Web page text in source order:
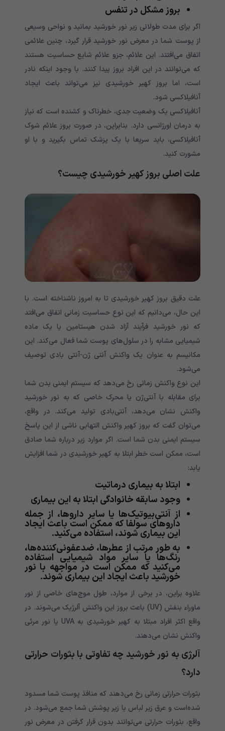
بروز مشکل در تنفس
اگر برای مدت طولانی زیر نور خورشید بمانید و نواحی وسیعی
از پوست شما در معرض نور خورشید قرار گیرد، چنین علائمی
اتفاق می‌افتند. این علائم، جزو علائم شایع حساسیت هستند
که می‌توانند در این افراد بروز پیدا کنند. با وجود اینکه نادر
است، اما بروز کهیر خورشیدی نیز می‌تواند باعث ایجاد
آنافیلاکسی شود.
آنافیلاکسی یک وضعیت جدی، خطرناک و کشنده است که نیاز
به درمان اورژانسی دارد. بنابراین، در صورت بروز علائم شوک
آنافیلاکسی، باید سریعا با یک پزشک تماس بگیرید و با او
مشورت کنید‌.
علت اصلی بروز کهیر خورشیدی چیست؟
علت دقیق بروز کهیر خورشیدی تا به امروز ناشناخته است. با
این حال، می‌دانیم که این نوع حساسیت زمانی اتفاق می‌افتد
که نور خورشید فرآیند آزاد شدن هیستامین یا یک ماده
شیمیایی مشابه را در سلول‌های پوست شما فعال می‌کند. این
مکانیسم به عنوان یک واکنش آنتی ژن-آنتی بادی توصیف
می‌شود.
این نوع واکنش زمانی رخ می‌دهد که سیستم ایمنی بدن شما
برای مقابله با آنتی‌ژن یا محرک خاصی که به نور خورشید
واکنش نشان می‌دهد، آنتی‌بادی تولید می‌کند. در واقع،
می‌توان گفت که بروز کهیر واکنش التهابی ناشی از این پاسخ
سیستم ایمنی بدن شما است. اگر موارد زیر درباره شما صادق
است، ممکن است خطر ابتلا به کهیر خورشیدی در شما افزایش
یابد:
ابتلا به بیماری درماتیت
وجود سابقه خانوادگی ابتلا به این بیماری
از آنتی‌بیوتیک‌ها یا سایر داروها، از جمله
داروهای سولفا که ممکن است باعث ایجاد
این بیماری شوند، استفاده می‌کنید.
به طور مرتب از عطرها، ضدعفونی‌کننده‌ها،
رنگ‌ها یا سایر مواد شیمیایی استفاده
می‌کنید که ممکن است در مواجهه با نور
خورشید باعث ایجاد این بیماری شوند.
علاوه براین، در برخی از موارد، طول موج‌های خاصی از نور
ماوراء بنفش (UV) باعث بروز این واکنش آلرژیک می‌شوند. در
واقع اکثر افراد مبتلا به کهیر خورشیدی به UVA یا نور مرئی
واکنش نشان می‌دهند.
آلرژی به نور خورشید چه تفاوتی با بثورات حرارتی
دارد؟
بثورات حرارتی زمانی رخ می‌دهند که منافذ پوست شما مسدود
شده‌است و عرق زیر لباس یا زیر پوشش شما جمع می‌شود. در
واقع، بثورات حرارتی می‌توانند بدون قرار گرفتن در معرض نور